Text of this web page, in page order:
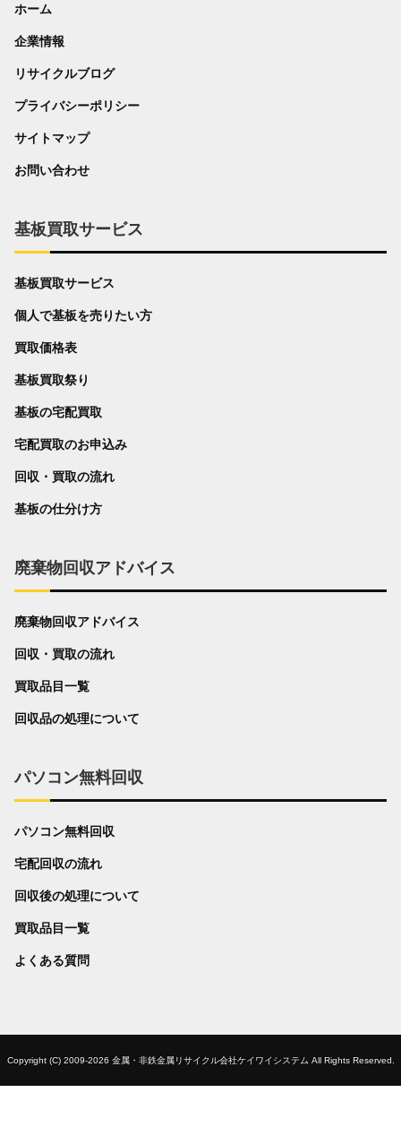
ホーム
企業情報
リサイクルブログ
プライバシーポリシー
サイトマップ
お問い合わせ
基板買取サービス
基板買取サービス
個人で基板を売りたい方
買取価格表
基板買取祭り
基板の宅配買取
宅配買取のお申込み
回収・買取の流れ
基板の仕分け方
廃棄物回収アドバイス
廃棄物回収アドバイス
回収・買取の流れ
買取品目一覧
回収品の処理について
パソコン無料回収
パソコン無料回収
宅配回収の流れ
回収後の処理について
買取品目一覧
よくある質問
Copyright (C) 2009-2026 金属・非鉄金属リサイクル会社ケイワイシステム All Rights Reserved.